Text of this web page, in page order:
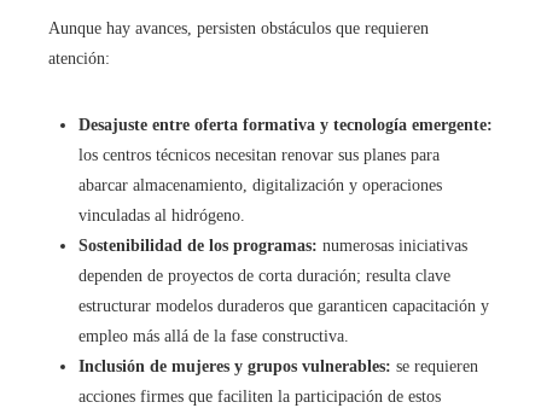
Aunque hay avances, persisten obstáculos que requieren
atención:
Desajuste entre oferta formativa y tecnología emergente:
los centros técnicos necesitan renovar sus planes para
abarcar almacenamiento, digitalización y operaciones
vinculadas al hidrógeno.
Sostenibilidad de los programas: numerosas iniciativas
dependen de proyectos de corta duración; resulta clave
estructurar modelos duraderos que garanticen capacitación y
empleo más allá de la fase constructiva.
Inclusión de mujeres y grupos vulnerables: se requieren
acciones firmes que faciliten la participación de estos